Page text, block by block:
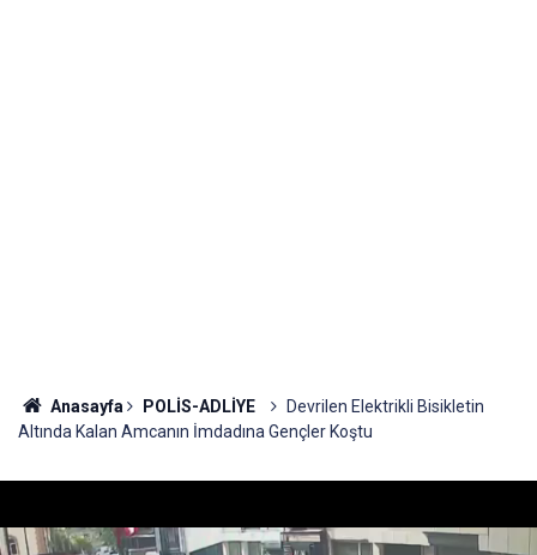
Anasayfa POLİS-ADLİYE
Devrilen Elektrikli Bisikletin
Altında Kalan Amcanın İmdadına Gençler Koştu